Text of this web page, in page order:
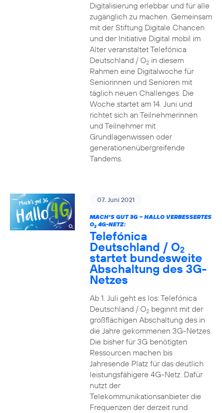
Digitalisierung erlebbar und für alle
zugänglich zu machen. Gemeinsam
mit der Stiftung Digitale Chancen
und der Initiative Digital mobil im
Alter veranstaltet Telefónica
Deutschland / O2in diesem
Rahmen eine Digitalwoche für
Seniorinnen und Senioren mit
täglich neuen Challenges. Die
Woche startet am 14. Juni und
richtet sich an Teilnehmerinnen
und Teilnehmer mit
Grundlagenwissen oder
generationenübergreifende
Tandems.
07. Juni 2021
MACH’S GUT 3G – HALLO VERBESSERTES
O24G-NETZ:
Telefónica
Deutschland / O2
startet bundesweite
Abschaltung des 3G-
Netzes
Ab 1. Juli geht es los: Telefónica
Deutschland / O2beginnt mit der
großflächigen Abschaltung des in
die Jahre gekommenen 3G-Netzes.
Die bisher für 3G benötigten
Ressourcen machen bis
Jahresende Platz für das deutlich
leistungsfähigere 4G-Netz. Dafür
nutzt der
Telekommunikationsanbieter die
Frequenzen der derzeit rund